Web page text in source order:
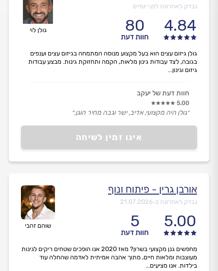
גולן לוי
נבדק לאחרונה לפני יומיים
4.84
80
חוות דעת
אינו זמין לשיחה
גולן גיזום עצים הוא בעל מקצוע מנוסה המתמחה בגיזום עצים וענפים
בגובה, לצד עבודות גינון מלאות, הקמה ותחזוקת גינות. מבצע עבודות
גיזום וגינון...
חוות דעת של יעקב
5.00
״גולן היה מקצועי, אדיב, ישר וגבה מחיר הוגן.״
שוהם זהבי
אורבן גרין - פיתוח ונוף
נבדק לאחרונה ב-21.07.2026
5.00
5
חוות דעת
מחפשים גנן מקצועי בשרון? מאז 2020 אנו הופכים שטחים ריקים לגינות
מעוצבות ומלאות חיים, מתוך אהבה אמיתית לאדמה שהחלה עוד
בילדות. אנו מציעים...